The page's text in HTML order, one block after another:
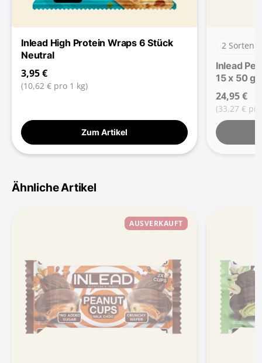
Inlead High Protein Wraps 6 Stück
Neutral
3,95 €
(10,62 € pro 1 kg)
Zum Artikel
2 Sorten
Inlead
15 x 50 g
24,95 €
(33,27 €
Ähnliche Artikel
AUSVERKAUFT